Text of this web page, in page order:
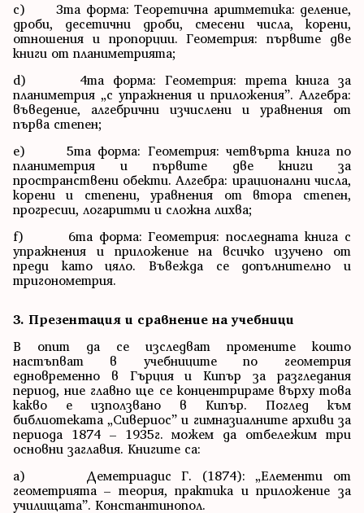
c) 3та форма: Теоретична аритметика: деление,
дроби, десетични дроби, смесени числа, корени,
отношения и пропорции. Геометрия: първите две
книги от планиметрията;
d) 4та форма: Геометрия: трета книга за
планиметрия „с упражнения и приложения”. Алгебра:
въведение, алгебрични изчислени и уравнения от
първа степен;
e) 5та форма: Геометрия: четвърта книга по
планиметрия и първите две книги за
пространствени обекти. Алгебра: ирационални числа,
корени и степени, уравнения от втора степен,
прогресии, логаритми и сложна лихва;
f) 6та форма: Геометрия: последната книга с
упражнения и приложение на всичко изучено от
преди като цяло. Въвежда се допълнително и
тригонометрия.
3. Презентация и сравнение на учебници
В опит да се изследват промените които
настъпват в учебниците по геометрия
едновременно в Гърция и Кипър за разгледания
период, ние главно ще се концентрираме върху това
какво е използвано в Кипър. Поглед към
библиотеката „Сивериос” и гимназиалните архиви за
периода 1874 – 1935г. можем да отбележим три
основни заглавия. Книгите са:
a) Деметриадис Г. (1874): „Елементи от
геометрията – теория, практика и приложение за
училищата”. Константинопол.